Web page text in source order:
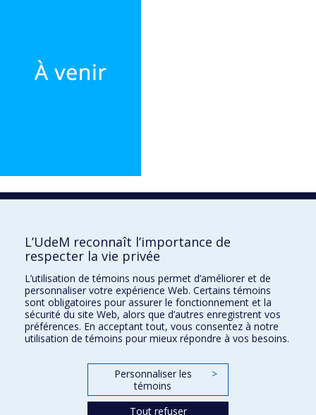
L’UdeM reconnaît l’importance de
respecter la vie privée
L’utilisation de témoins nous permet d’améliorer et de
personnaliser votre expérience Web. Certains témoins
sont obligatoires pour assurer le fonctionnement et la
sécurité du site Web, alors que d’autres enregistrent vos
préférences. En acceptant tout, vous consentez à notre
utilisation de témoins pour mieux répondre à vos besoins.
Personnaliser les
témoins
>
Tout refuser